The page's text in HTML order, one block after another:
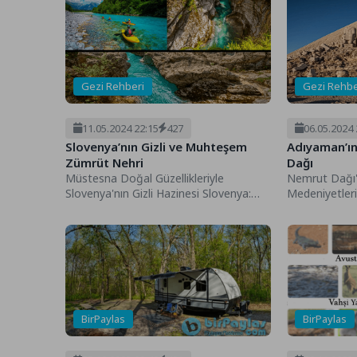
Gezi Rehberi
11.05.2024 22:15 427
Slovenya’nın Gizli ve Muhteşem
Zümrüt Nehri
Müstesna Doğal Güzellikleriyle
Slovenya'nın Gizli Hazinesi Slovenya:
Gizli ve Muhteşem Zümrüt...
Gezi
06.05.2024
Dağı
Nemrut
Adıyaman'ın
Dağı,...
BirPaylas BirPaylas